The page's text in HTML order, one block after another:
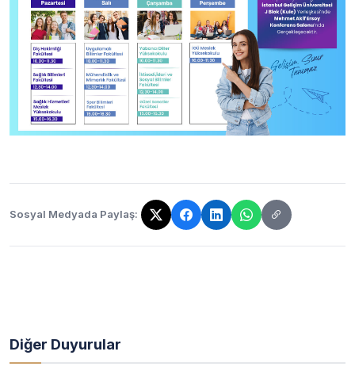
Sosyal Medyada Paylaş:
Bağlantı kopyalandı!
Diğer Duyurular